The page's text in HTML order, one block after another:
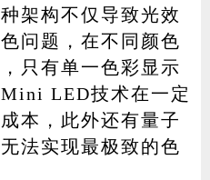
架构不仅导致光效
问题，在不同颜色
只有单一色彩显示
LED技术在一定
本，此外还有量子
法实现最极致的色